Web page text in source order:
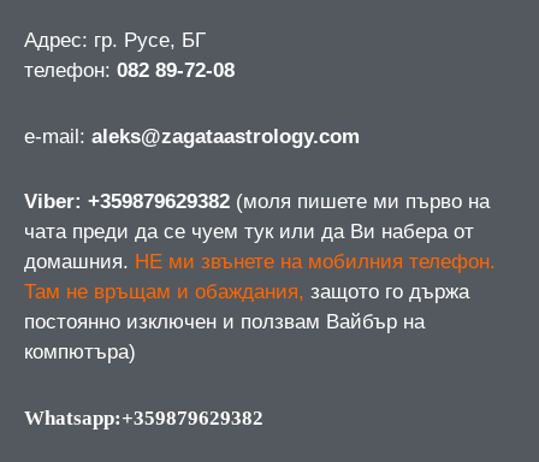
Адрес: гр. Русе, БГ
телефон: 082 89-72-08
е-mail: aleks@zagataastrology.com
Viber: +359879629382 (моля пишете ми първо на
чата преди да се чуем тук или да Ви набера от
домашния. НЕ ми звънете на мобилния телефон.
Там не връщам и обаждания, защото го държа
постоянно изключен и ползвам Вайбър на
компютъра)
Whatsapp:+359879629382